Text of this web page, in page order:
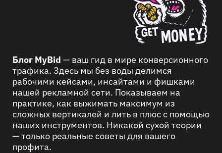
Блог MyBid — ваш гид в мире конверсионного
трафика. Здесь мы без воды делимся
рабочими кейсами, инсайтами и фишками
нашей рекламной сети. Показываем на
практике, как выжимать максимум из
сложных вертикалей и лить в плюс с помощью
наших инструментов. Никакой сухой теории
— только реальные советы для вашего
профита.